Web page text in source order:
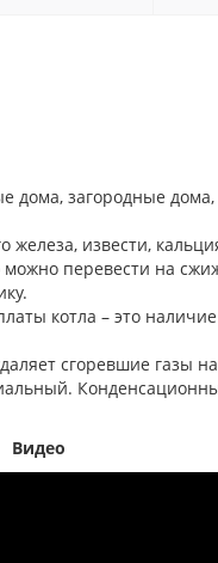
дома, загородные
железа, извести,
перевести на
котла – это
сгоревшие газы
Видео